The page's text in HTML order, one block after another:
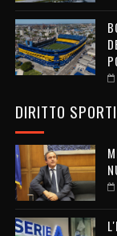
DIRITTO